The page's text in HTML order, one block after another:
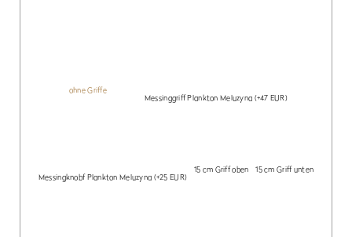
ohne Griffe
Messinggriff Plankton Meluzyna (+47 EUR)
Messingknobf Plankton Meluzyna (+25 EUR)
15 cm Griff oben 15 cm Griff unten